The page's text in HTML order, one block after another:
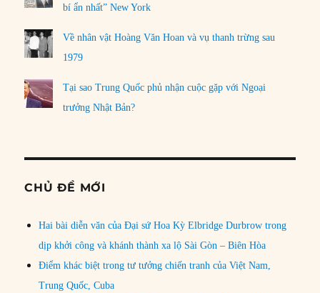
bí ẩn nhất” New York
Về nhân vật Hoàng Văn Hoan và vụ thanh trừng sau
1979
Tại sao Trung Quốc phủ nhận cuộc gặp với Ngoại
trưởng Nhật Bản?
CHỦ ĐỀ MỚI
Hai bài diễn văn của Đại sứ Hoa Kỳ Elbridge Durbrow trong
dịp khởi công và khánh thành xa lộ Sài Gòn – Biên Hòa
Điểm khác biệt trong tư tưởng chiến tranh của Việt Nam,
Trung Quốc, Cuba